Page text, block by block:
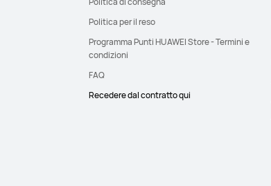
Politica per il reso
Programma Punti HUAWEI Store - Termini e
condizioni
FAQ
Recedere dal contratto qui